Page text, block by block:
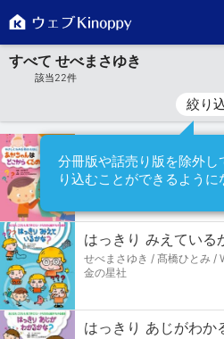
すべて せべまさゆき
該当22件
絞り
分冊版や話売り版を除外し
り込むことができるように
あかちゃんは どこか
田代美江子 / せべまさゆき /
金の星社
はっきり みえている
せべまさゆき / 髙橋ひとみ /
金の星社
はっきり あじがわか